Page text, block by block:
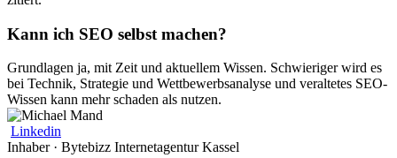
Kann ich SEO selbst machen?
Grundlagen ja, mit Zeit und aktuellem Wissen. Schwieriger wird es
bei Technik, Strategie und Wettbewerbsanalyse und veraltetes SEO-
Wissen kann mehr schaden als nutzen.
Linkedin
Inhaber · Bytebizz Internetagentur Kassel